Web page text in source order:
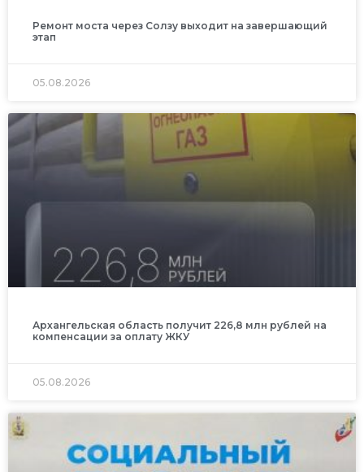
Ремонт моста через Солзу выходит на завершающий
этап
05.08.2026
Архангельская область получит 226,8 млн рублей на
компенсации за оплату ЖКУ
05.08.2026